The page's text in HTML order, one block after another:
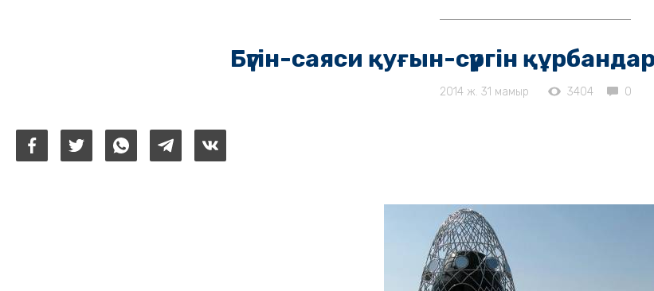
Бүгін-саяси қуғын-сүргін
2014 ж. 31 мамыр 3404 0